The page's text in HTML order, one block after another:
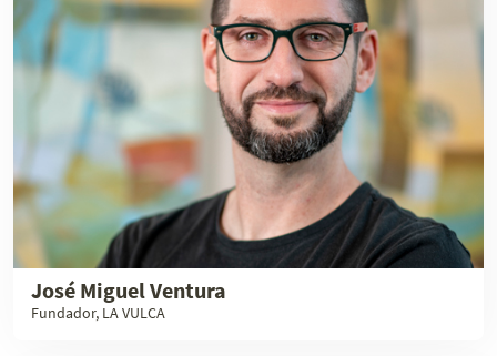
José Miguel Ventura
Fundador, LA VULCA